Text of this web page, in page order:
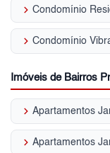
keyboard_arrow_right
keyboard_arrow_right
Imóveis de Bairros
keyboard_arrow_right Apartamentos
keyboard_arrow_right Apartamentos